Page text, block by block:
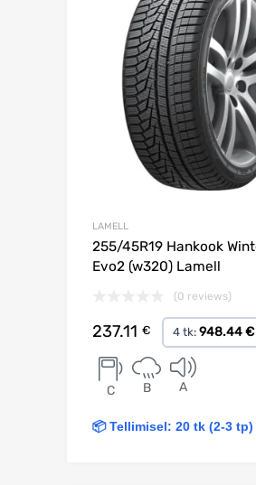
LAMELL
255/45R19 Hankook
Evo2 (w320) Lamell
(0 reviews)
237.11 € 4 tk: 948.44 €
C B A
📦 Tellimisel: 20 tk (2-3 tp)